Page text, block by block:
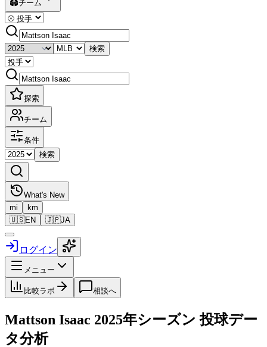
🏟️チーム
検索
探索
チーム
条件
検索
What's New
mi
km
🇺🇸EN 🇯🇵JA
ログイン
メニュー
比較ラボ 相談へ
Mattson Isaac 2025年シーズン 投球デー
タ分析